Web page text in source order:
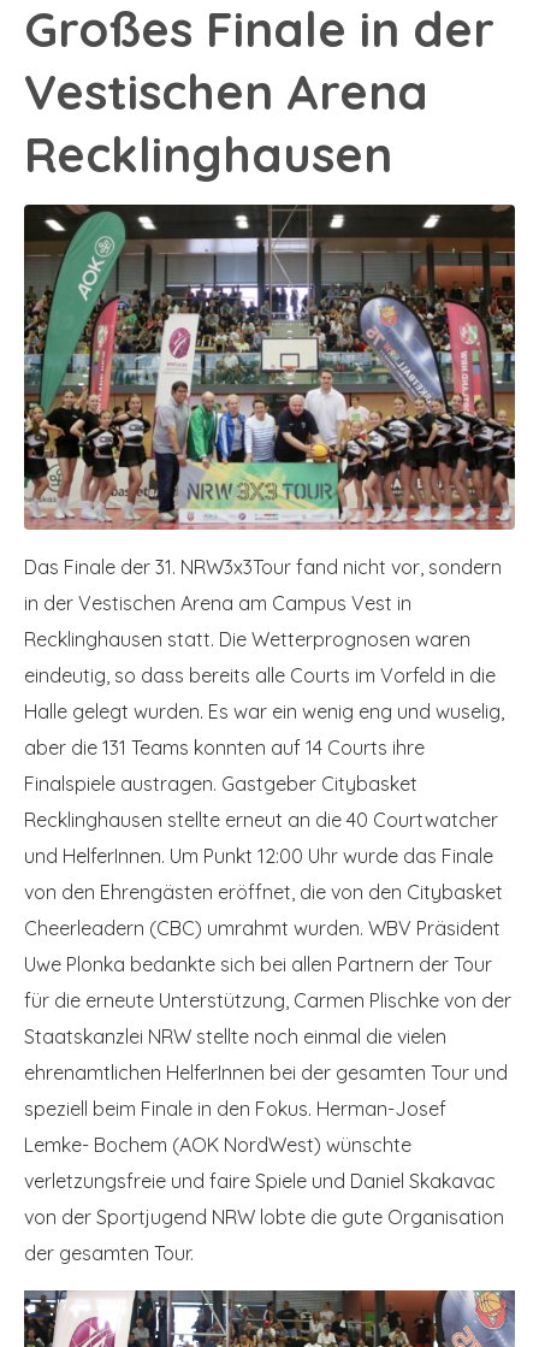
Großes Finale in der
Vestischen Arena
Recklinghausen
Das Finale der 31. NRW3x3Tour fand nicht vor, sondern
in der Vestischen Arena am Campus Vest in
Recklinghausen statt. Die Wetterprognosen waren
eindeutig, so dass bereits alle Courts im Vorfeld in die
Halle gelegt wurden. Es war ein wenig eng und wuselig,
aber die 131 Teams konnten auf 14 Courts ihre
Finalspiele austragen. Gastgeber Citybasket
Recklinghausen stellte erneut an die 40 Courtwatcher
und HelferInnen. Um Punkt 12:00 Uhr wurde das Finale
von den Ehrengästen eröffnet, die von den Citybasket
Cheerleadern (CBC) umrahmt wurden. WBV Präsident
Uwe Plonka bedankte sich bei allen Partnern der Tour
für die erneute Unterstützung, Carmen Plischke von der
Staatskanzlei NRW stellte noch einmal die vielen
ehrenamtlichen HelferInnen bei der gesamten Tour und
speziell beim Finale in den Fokus. Herman-Josef
Lemke- Bochem (AOK NordWest) wünschte
verletzungsfreie und faire Spiele und Daniel Skakavac
von der Sportjugend NRW lobte die gute Organisation
der gesamten Tour.